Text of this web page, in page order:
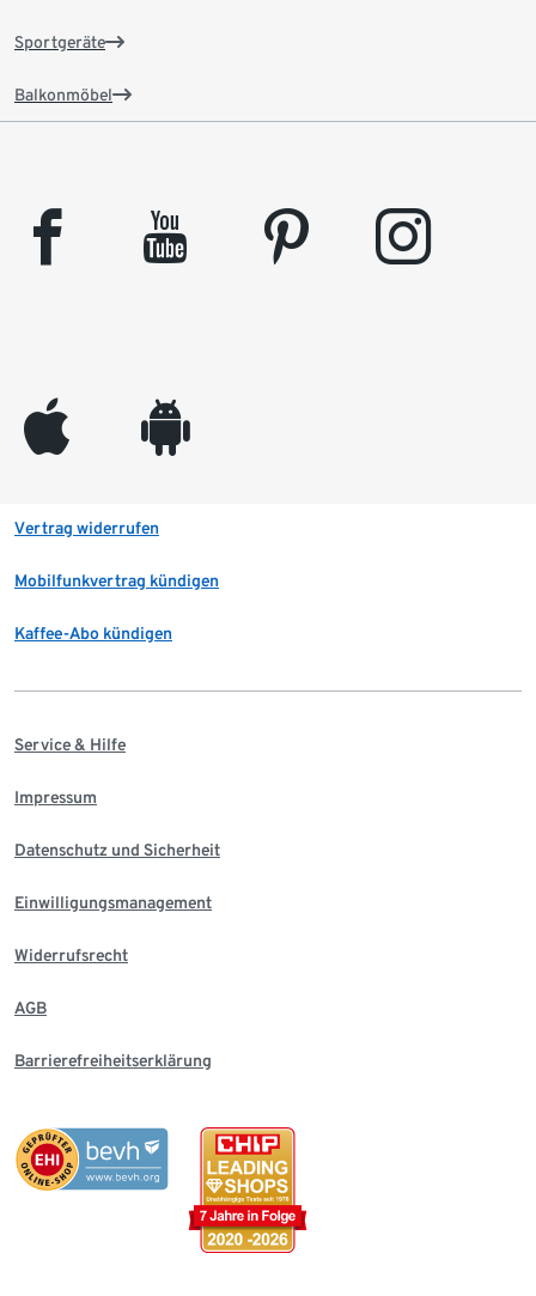
Sportgeräte
Balkonmöbel
facebook youtube pinterest instagram
appleinc android
Vertrag widerrufen
Mobilfunkvertrag kündigen
Kaffee-Abo kündigen
Service & Hilfe
Impressum
Datenschutz und Sicherheit
Einwilligungsmanagement
Widerrufsrecht
AGB
Barrierefreiheitserklärung